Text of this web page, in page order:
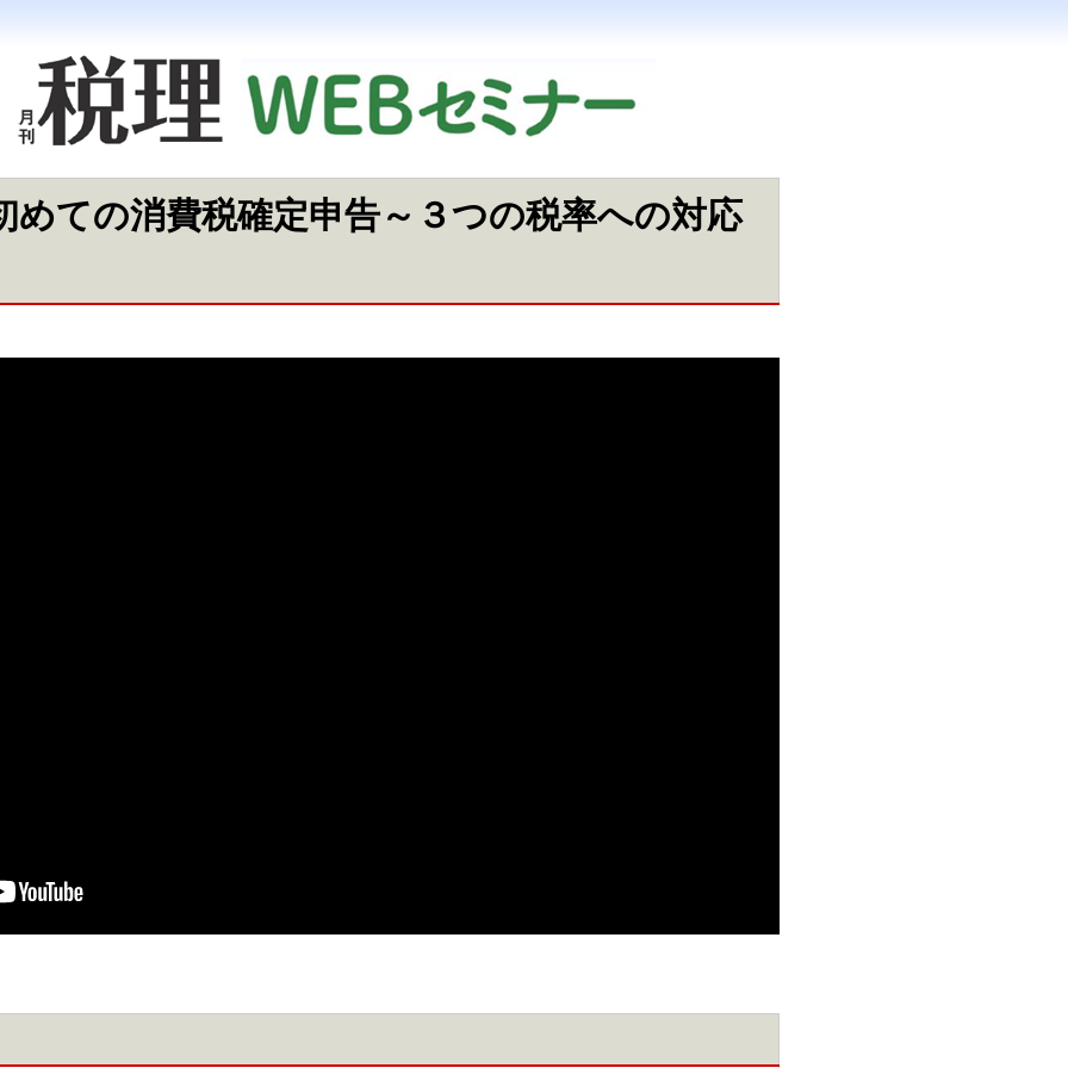
めての消費税確定申告～３つの税率への対応